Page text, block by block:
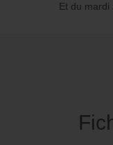
Et du mardi